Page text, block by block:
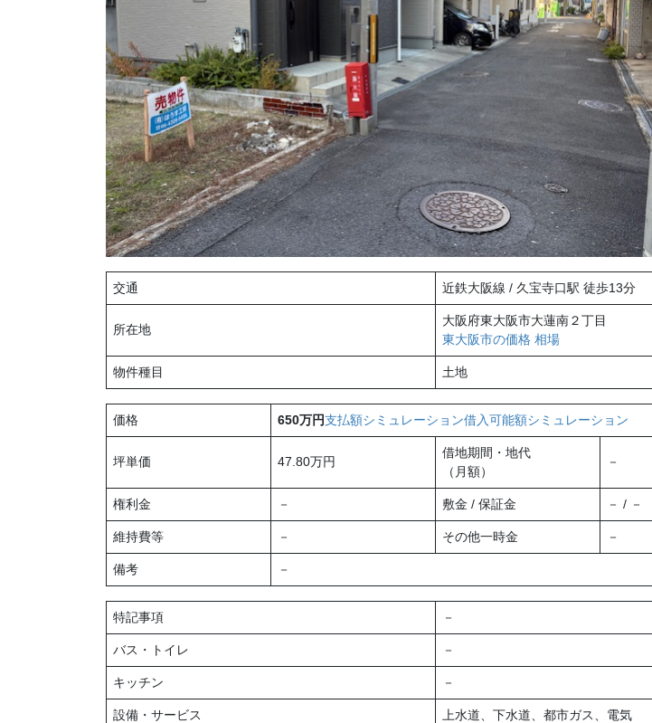
交通 近鉄大阪線 / 久宝寺口駅 徒歩13分
所在地
大阪府東大阪市大蓮南２丁目
東大阪市の価格 相場
物件種目 土地
価格 650万円支払額シミュレーション借入可能額シミュレーション
坪単価 47.80万円
借地期間・地代
（月額）
－
権利金 － 敷金 / 保証金 － / －
維持費等 － その他一時金 －
備考 －
特記事項 －
バス・トイレ －
キッチン －
設備・サービス 上水道、下水道、都市ガス、電気